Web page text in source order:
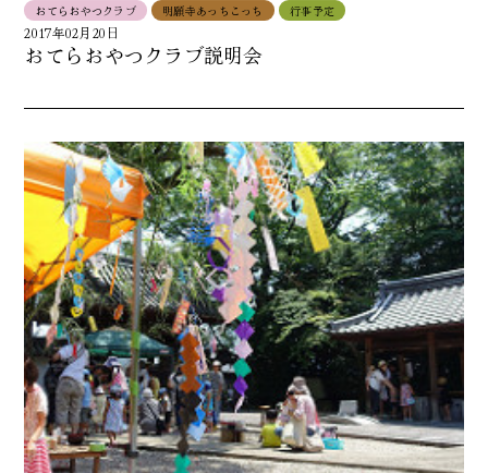
おてらおやつクラブ 明願寺あっちこっち 行事予定
2017年02月20日
おてらおやつクラブ説明会